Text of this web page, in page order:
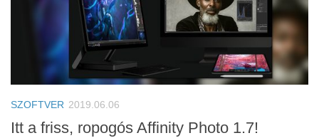
SZOFTVER 2019.06.06
Itt a friss, ropogós Affinity Photo 1.7!